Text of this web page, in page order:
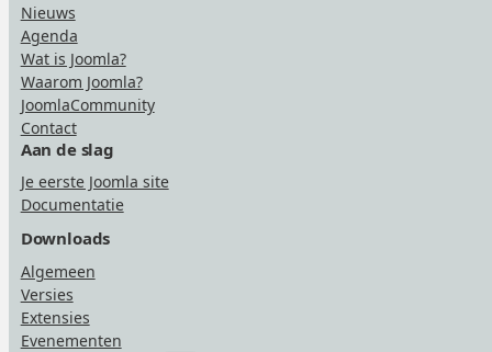
Nieuws
Agenda
Wat is Joomla?
Waarom Joomla?
JoomlaCommunity
Contact
Aan de slag
Je eerste Joomla site
Documentatie
Downloads
Algemeen
Versies
Extensies
Evenementen